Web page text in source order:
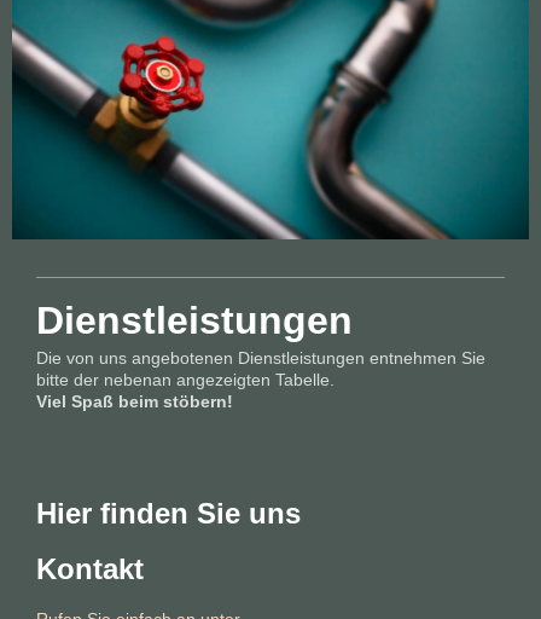
Dienstleistungen
Die von uns angebotenen Dienstleistungen entnehmen Sie
bitte der nebenan angezeigten Tabelle.
Viel Spaß beim stöbern!
Hier finden Sie uns
Kontakt